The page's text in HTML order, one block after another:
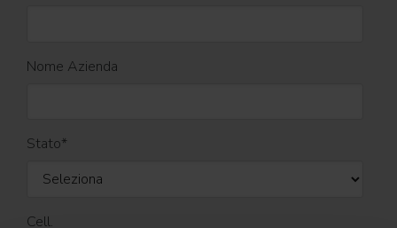
Nome Azienda
Stato*
Cell.